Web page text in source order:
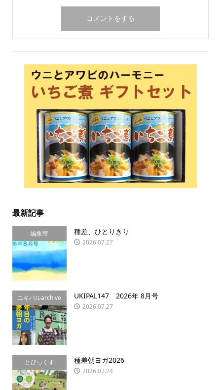
最新記事
編集室 種差、ひとりきり
2026.07.27
ユキパルarchive UKIPAL147 2026年 8月号
2026.07.27
とぴっくす 種差朝ヨガ2026
2026.07.24